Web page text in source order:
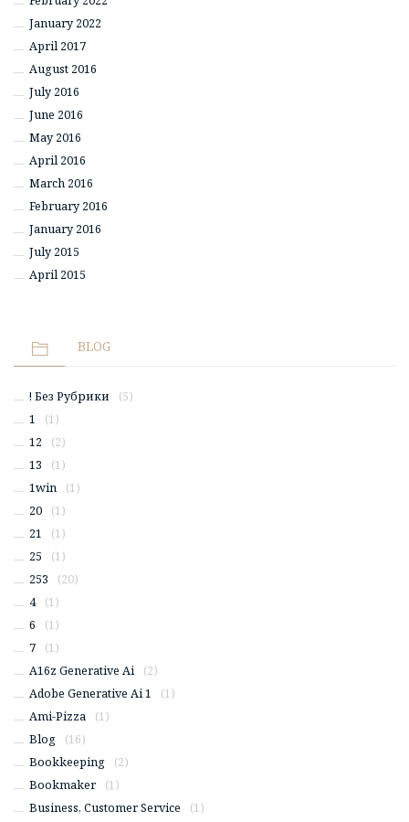
January 2022
April 2017
August 2016
July 2016
June 2016
May 2016
April 2016
March 2016
February 2016
January 2016
July 2015
April 2015
BLOG
! Без Рубрики
(5)
1
(1)
12
(2)
13
(1)
1win
(1)
20
(1)
21
(1)
25
(1)
253
(20)
4
(1)
6
(1)
7
(1)
A16z Generative Ai
(2)
Adobe Generative Ai 1
(1)
Ami-Pizza
(1)
Blog
(16)
Bookkeeping
(2)
Bookmaker
(1)
Business, Customer Service
(1)